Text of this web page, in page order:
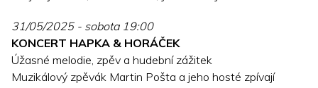
31/05/2025 - sobota 19:00
KONCERT HAPKA & HORÁČEK
Úžasné melodie, zpěv a hudební zážitek
Muzikálový zpěvák Martin Pošta a jeho hosté zpívají